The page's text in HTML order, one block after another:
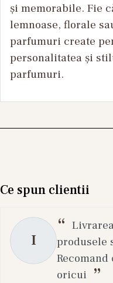
și memorabile. Fie
lemnoase, florale
parfumuri create
personalitatea și
parfumuri.
Ce spun clientii
I
produsele
oricui